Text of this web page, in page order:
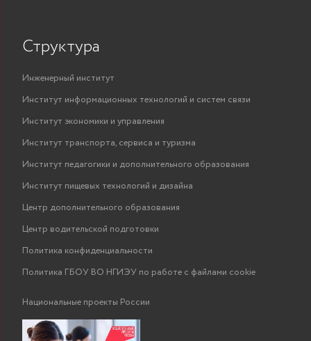
Структура
Инженерный институт
Институт информационных технологий и систем связи
Институт экономики и управления
Институт транспорта, сервиса и туризма
Институт педагогики и дополнительного образования
Институт пищевых технологий и дизайна
Центр дополнительного образования
Центр водительской подготовки
Политика конфиденциальности
Политика ГБОУ ВО НГИЭУ по работе с файлами cookie
Национальные проекты России